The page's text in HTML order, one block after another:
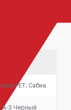
PET; Сабиа
3 Черный